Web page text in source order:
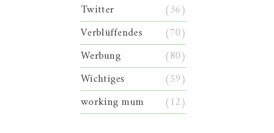
Twitter
(36)
Verblüffendes
(70)
Werbung
(80)
Wichtiges
(59)
working mum
(12)